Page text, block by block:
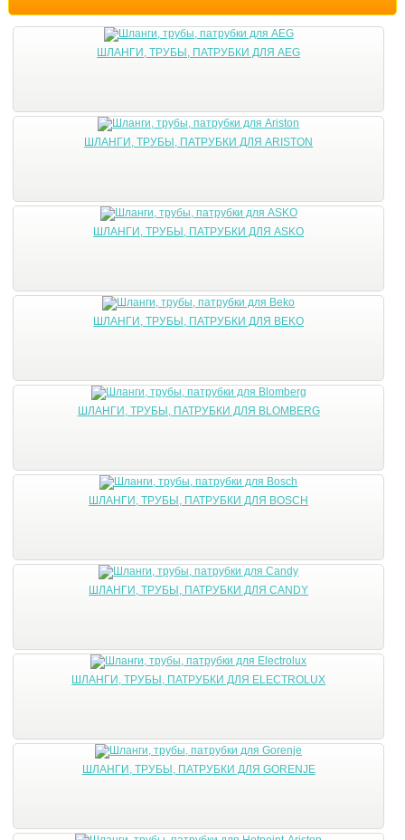
ШЛАНГИ, ТРУБЫ, ПАТРУБКИ ДЛЯ AEG
ШЛАНГИ, ТРУБЫ, ПАТРУБКИ ДЛЯ ARISTON
ШЛАНГИ, ТРУБЫ, ПАТРУБКИ ДЛЯ ASKO
ШЛАНГИ, ТРУБЫ, ПАТРУБКИ ДЛЯ BEKO
ШЛАНГИ, ТРУБЫ, ПАТРУБКИ ДЛЯ BLOMBERG
ШЛАНГИ, ТРУБЫ, ПАТРУБКИ ДЛЯ BOSCH
ШЛАНГИ, ТРУБЫ, ПАТРУБКИ ДЛЯ CANDY
ШЛАНГИ, ТРУБЫ, ПАТРУБКИ ДЛЯ ELECTROLUX
ШЛАНГИ, ТРУБЫ, ПАТРУБКИ ДЛЯ GORENJE